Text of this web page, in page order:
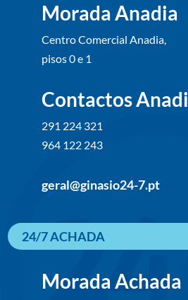
Morada Anadia
Centro Comercial Anadia,
pisos 0 e 1
Contactos
291 224 321
964 122 243
geral@ginasio24-7.pt
24/7 ACHADA
Morada Achada